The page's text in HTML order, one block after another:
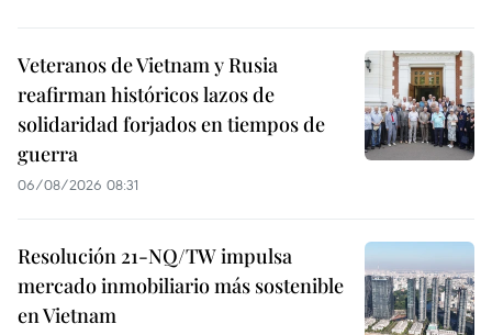
Veteranos de Vietnam y Rusia
reafirman históricos lazos de
solidaridad forjados en tiempos de
guerra
06/08/2026 08:31
Resolución 21-NQ/TW impulsa
mercado inmobiliario más sostenible
en Vietnam